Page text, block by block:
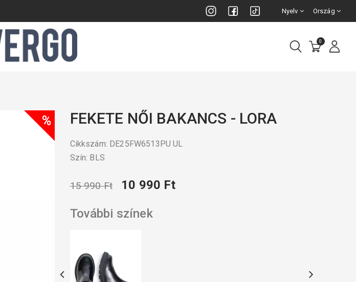
Nyelv Ország
0
% FEKETE NŐI BAKANCS - LORA
Cikkszám: DE25FW6513PU UL
Szín: BLS
15 990 Ft
10 990 Ft
További színek